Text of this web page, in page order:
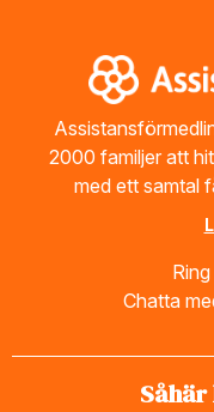
2000 familjer att
med ett samtal
Chatta